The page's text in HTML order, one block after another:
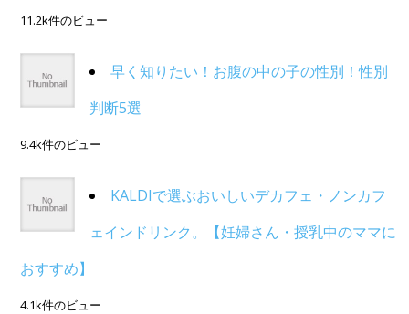
11.2k件のビュー
早く知りたい！お腹の中の子の性別！性別
判断5選
9.4k件のビュー
KALDIで選ぶおいしいデカフェ・ノンカフ
ェインドリンク。【妊婦さん・授乳中のママに
おすすめ】
4.1k件のビュー